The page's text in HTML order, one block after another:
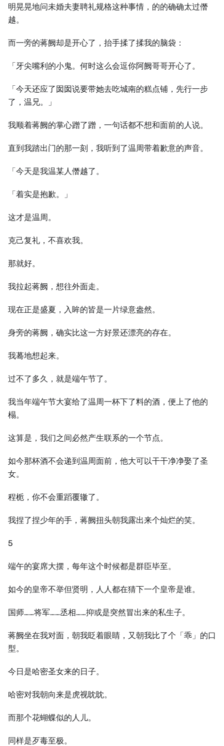
明晃晃地问未婚夫妻聘礼规格这种事情，的的确确太过僭
越。
而一旁的蒋阙却是开心了，抬手揉了揉我的脑袋：
「牙尖嘴利的小鬼。何时这么会逗你阿阙哥哥开心了。
「今天还应了囡囡说要带她去吃城南的糕点铺，先行一步
了，温兄。」
我顺着蒋阙的掌心蹭了蹭，一句话都不想和面前的人说。
直到我踏出门的那一刻，我听到了温周带着歉意的声音。
「今天是我温某人僭越了。
「着实是抱歉。」
这才是温周。
克己复礼，不喜欢我。
那就好。
我拉起蒋阙，想往外面走。
现在正是盛夏，入眸的皆是一片绿意盎然。
身旁的蒋阙，确实比这一方好景还漂亮的存在。
我蓦地想起来。
过不了多久，就是端午节了。
我当年端午节大宴给了温周一杯下了料的酒，便上了他的
榻。
这算是，我们之间必然产生联系的一个节点。
如今那杯酒不会递到温周面前，他大可以干干净净娶了圣
女。
程栀，你不会重蹈覆辙了。
我捏了捏少年的手，蒋阙扭头朝我露出来个灿烂的笑。
5
端午的宴席大摆，每年这个时候都是群臣毕至。
如今的皇帝不举但贤明，人人都在猜下一个皇帝是谁。
国师……将军……丞相……抑或是突然冒出来的私生子。
蒋阙坐在我对面，朝我眨着眼睛，又朝我比了个「乖」的口
型。
今日是哈密圣女来的日子。
哈密对我朝向来是虎视眈眈。
而那个花蝴蝶似的人儿。
同样是歹毒至极。